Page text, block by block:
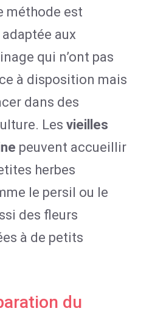
méthode est
aux
qui n’ont pas
à disposition mais
dans des
Les vieilles
peuvent accueillir
herbes
le persil ou le
des fleurs
à de petits
du